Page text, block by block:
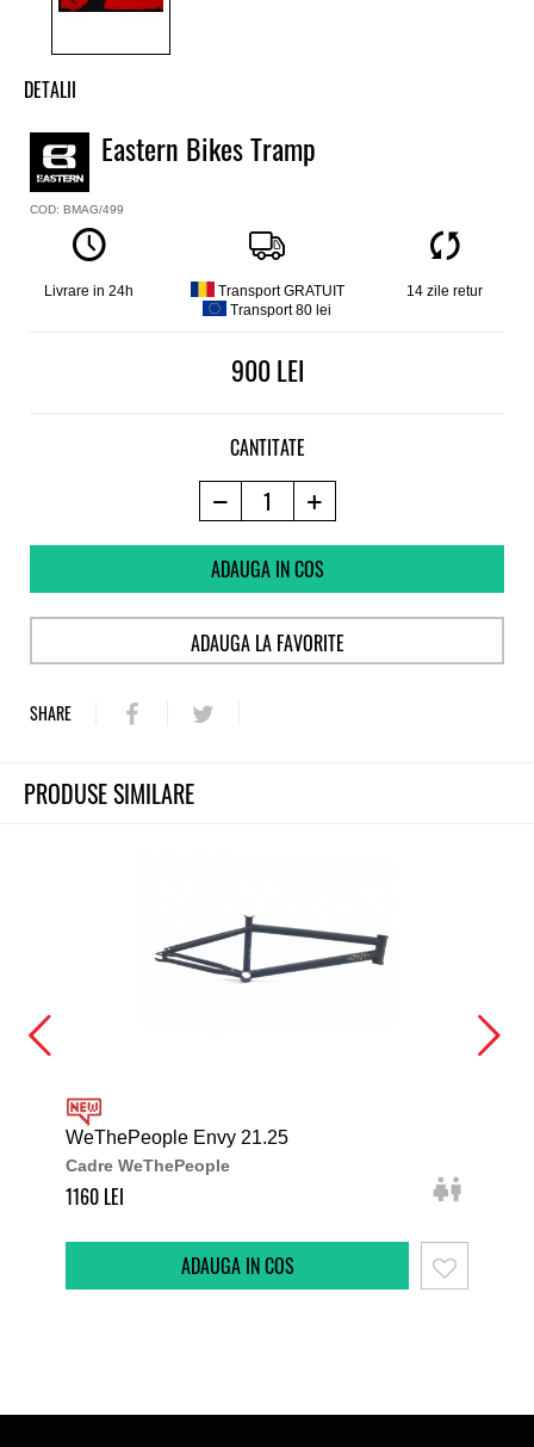
DETALII
Eastern Bikes Tramp
COD: BMAG/499
Livrare in 24h
Transport GRATUIT
Transport 80 lei
14 zile retur
900
CANTITATE
ADAUGA IN COS
ADAUGA LA FAVORITE
SHARE
PRODUSE SIMILARE
WeThePeople Envy 21.25
Cadre WeThePeople
1160